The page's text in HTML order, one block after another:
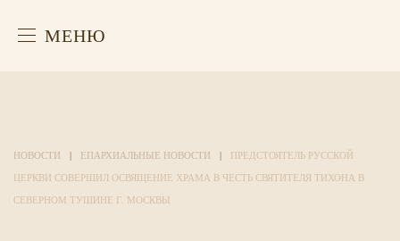
МЕНЮ
НОВОСТИ ЕПАРХИАЛЬНЫЕ НОВОСТИ
ПРЕДСТОЯТЕЛЬ РУССКОЙ
ЦЕРКВИ СОВЕРШИЛ ОСВЯЩЕНИЕ ХРАМА В ЧЕСТЬ СВЯТИТЕЛЯ ТИХОНА В
СЕВЕРНОМ ТУШИНЕ Г. МОСКВЫ